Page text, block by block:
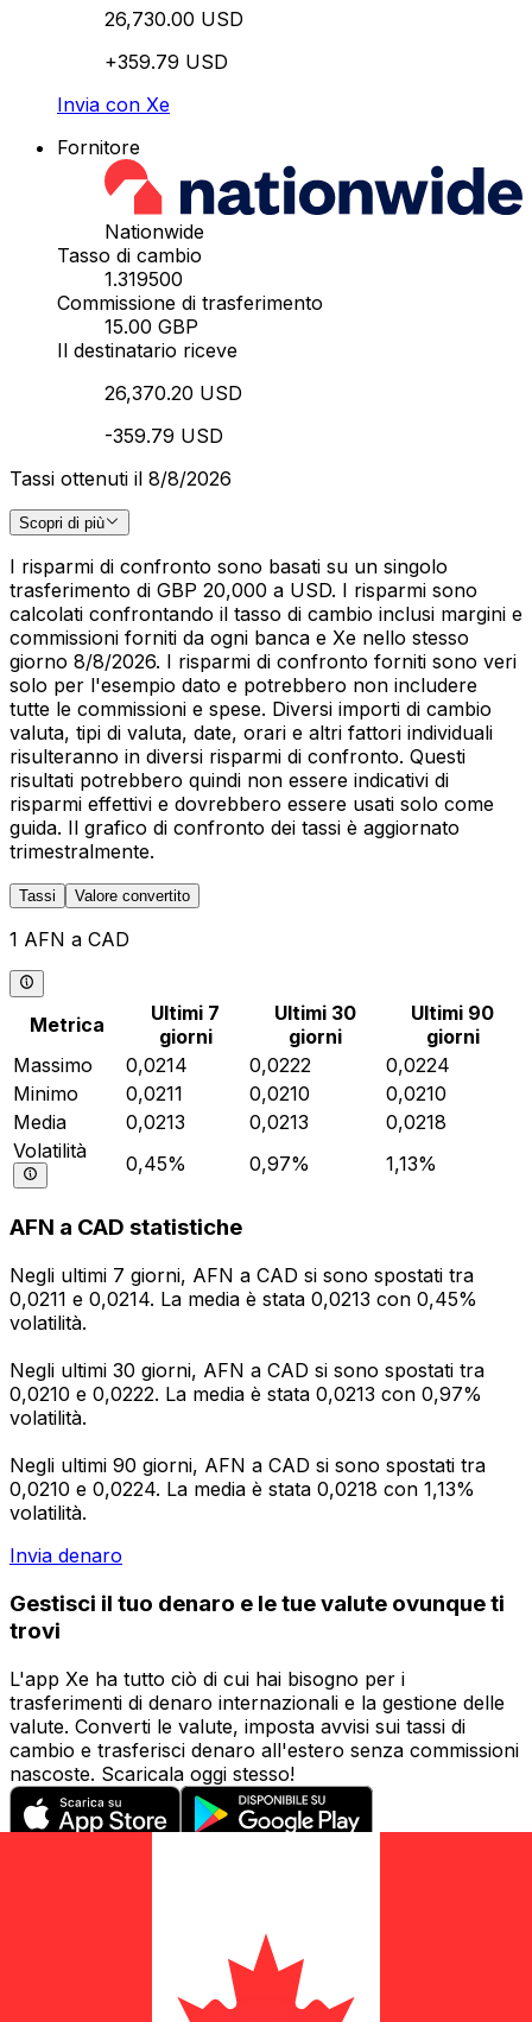
26,730.00 USD
+359.79 USD
Invia con Xe
Fornitore
Nationwide
Tasso di cambio
1.319500
Commissione di trasferimento
15.00 GBP
Il destinatario riceve
26,370.20 USD
-359.79 USD
Tassi ottenuti il 8/8/2026
Scopri di più
I risparmi di confronto sono basati su un singolo
trasferimento di GBP 20,000 a USD. I risparmi sono
calcolati confrontando il tasso di cambio inclusi margini e
commissioni forniti da ogni banca e Xe nello stesso
giorno 8/8/2026. I risparmi di confronto forniti sono veri
solo per l'esempio dato e potrebbero non includere
tutte le commissioni e spese. Diversi importi di cambio
valuta, tipi di valuta, date, orari e altri fattori individuali
risulteranno in diversi risparmi di confronto. Questi
risultati potrebbero quindi non essere indicativi di
risparmi effettivi e dovrebbero essere usati solo come
guida. Il grafico di confronto dei tassi è aggiornato
trimestralmente.
Tassi Valore convertito
1 AFN a CAD
Metrica
Ultimi 7
giorni
Ultimi 30
giorni
Ultimi 90
giorni
Massimo
0,0214 0,0222
0,0224
Minimo
0,0211 0,0210
0,0210
Media
0,0213 0,0213
0,0218
Volatilità
0,45% 0,97% 1,13%
AFN a CAD statistiche
Negli ultimi 7 giorni, AFN a CAD si sono spostati tra
0,0211 e 0,0214. La media è stata 0,0213 con 0,45%
volatilità.
Negli ultimi 30 giorni, AFN a CAD si sono spostati tra
0,0210 e 0,0222. La media è stata 0,0213 con 0,97%
volatilità.
Negli ultimi 90 giorni, AFN a CAD si sono spostati tra
0,0210 e 0,0224. La media è stata 0,0218 con 1,13%
volatilità.
Invia denaro
Gestisci il tuo denaro e le tue valute ovunque ti
trovi
L'app Xe ha tutto ciò di cui hai bisogno per i
trasferimenti di denaro internazionali e la gestione delle
valute. Converti le valute, imposta avvisi sui tassi di
cambio e trasferisci denaro all'estero senza commissioni
nascoste. Scaricala oggi stesso!